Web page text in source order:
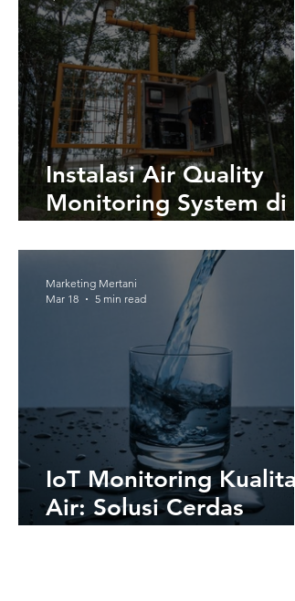
Instalasi Air Quality
Monitoring System di
IoT Monitoring Kualitas
Air: Solusi Cerdas
Marketing Mertani
Mar 18
5 min read